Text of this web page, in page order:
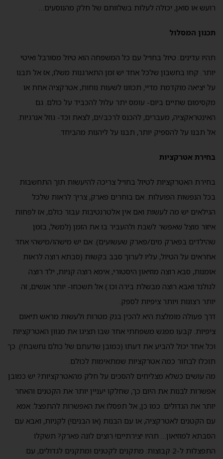
רועש או סואן, יכולה לעלות בשלוותם של חלק מהנוסעים…
תכנון המסלול
תהיו עדינים. טיול בחו״ל עם כל המשפחה הוא טיול מסורבל ואיטי
יותר. קחו בחשבון שלכל אחד יש זמן התארגנות משלו, אז אל תבנו
על יציאה מוקדמת מדיי, תכוונו לשעות נוחות, אטרקציה אחת או
מקסימום שתיים ביום- עומס יתר עלול להכביד על כולם. גם
האינטראקציה, מעברים, להכנס לרכב/ים, לצאת וכד- גוזל אנרגיות.
אל תבנו על להספיק יותר, תבנו על ליהנות מהביחד.
בחירת אטרקציות
בחירת האטרקציות לטיול בחו״ל צריכה להיעשות תוך התחשבות
בכל הנפשות הפועלות. אם בוחרים פארק, צריך לראות שלכל
הגילאים יש מה לעשות ואם אין אלטרנטיבות עבור כולם, אז לפחות
איזור מוצל שאפשר לשבת ולהעביר בו את הזמן (למשל, בזמן
שהילדים בפארק מים/פארק שעשועים). אם יש מישהו/מישהי אחד
אחראים על הטיול, עליו לערוך סבב בקשות (סבתא רוצה לראות
אומנות, סבא רוצה מוזיאון היסטורי, אימא רוצה קניות, ילד רוצה
לגולנד ואבא רוצה מבשלת בירה וכו.) אל תשכחו- יותר אנשים, זה
יותר רצונות ויותר ציפיות לספק.
דרך פעולה מומלצת היא להכין בנק מטרות ולעשות מראש תיאום
ציפיות. קבעו מפגש משפחתי אחד שבו תציגו את מגוון האטרקציות
וכל אחד יכול להביע את דעתו (כמובן שדעתם של כולם נחשבת!). כך
תוכלו לבחור כמה אטרקציות שמתאימות לכולם.
מה עושים כשלא מצליחים להסכים על חלק מהאטרקציות? יש כמובן
אפשרות לבנות את היום כך, שחלקו יעניין יותר את הקטנים והאחר
יותר את הגדולים. כמו כן, אל תפסלו את האפשרות להתפצל: אמא
עם הקטנים לאטרקציה, או עם הבנות (או הבנים!) לקניות, ואבא עם
הסבתא למוזיאון… תהיו יצירתיים! רוצים לונה פארק? תשקלו
התפצלות ל-2 קבוצות: מתקנים לקטנים ומתקנים לגדולים, עם